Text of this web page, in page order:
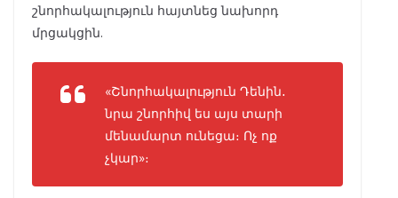
շնորհակալություն հայտնեց նախորդ
մրցակցին.
«Շնորհակալություն Դենին․
նրա շնորհիվ ես այս տարի
մենամարտ ունեցա։ Ոչ ոք
չկար»։